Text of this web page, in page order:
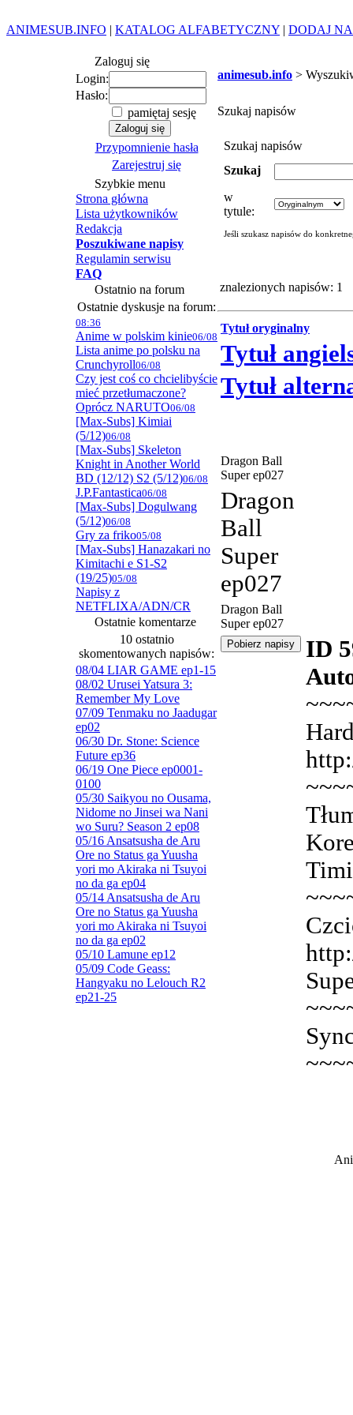
ANIMESUB.INFO | KATALOG ALFABETYCZNY | DODAJ
Zaloguj się
Login:
Hasło:
pamiętaj sesję
Przypomnienie hasła
Zarejestruj się
Szybkie menu
Strona główna
Lista użytkowników
Redakcja
Poszukiwane napisy
Regulamin serwisu
FAQ
Ostatnio na forum
Ostatnie dyskusje na forum:
08:36
Anime w polskim kinie06/08
Lista anime po polsku na
Crunchyroll06/08
Czy jest coś co chcielibyście
mieć przetłumaczone?
Oprócz NARUTO06/08
[Max-Subs] Kimiai
(5/12)06/08
[Max-Subs] Skeleton
Knight in Another World
BD (12/12) S2 (5/12)06/08
J.P.Fantastica06/08
[Max-Subs] Dogulwang
(5/12)06/08
Gry za friko05/08
[Max-Subs] Hanazakari no
Kimitachi e S1-S2
(19/25)05/08
Napisy z
NETFLIXA/ADN/CR
Ostatnie komentarze
10 ostatnio
skomentowanych napisów:
08/04 LIAR GAME ep1-15
08/02 Urusei Yatsura 3:
Remember My Love
07/09 Tenmaku no Jaadugar
ep02
06/30 Dr. Stone: Science
Future ep36
06/19 One Piece ep0001-
0100
05/30 Saikyou no Ousama,
Nidome no Jinsei wa Nani
wo Suru? Season 2 ep08
05/16 Ansatsusha de Aru
Ore no Status ga Yuusha
yori mo Akiraka ni Tsuyoi
no da ga ep04
05/14 Ansatsusha de Aru
Ore no Status ga Yuusha
yori mo Akiraka ni Tsuyoi
no da ga ep02
05/10 Lamune ep12
05/09 Code Geass:
Hangyaku no Lelouch R2
ep21-25
animesub.info >
Szukaj napisów
Szukaj napisów
Szukaj
w
tytule:
Jeśli szukasz napisów do
znalezionych napisów: 1
Tytuł oryginalny
Tytuł
Tytuł
Dragon Ball
Super ep027
Dragon
Ball
Super
ep027
Dragon Ball
Super ep027
ID